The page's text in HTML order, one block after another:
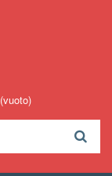
(vuoto)